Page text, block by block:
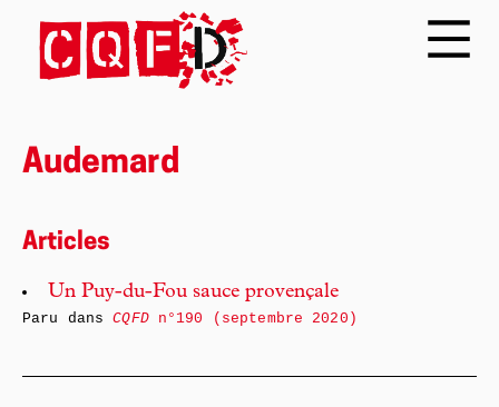
Audemard
Articles
Un Puy-du-Fou sauce provençale
Paru dansCQFDn°190 (septembre 2020)